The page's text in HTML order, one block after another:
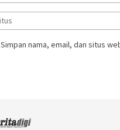
Simpan nama, email, dan situs